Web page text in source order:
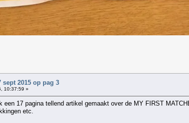
sept 2015 op pag 3
10:37:59 »
17 pagina tellend artikel gemaakt over de MY FIRST
etc.